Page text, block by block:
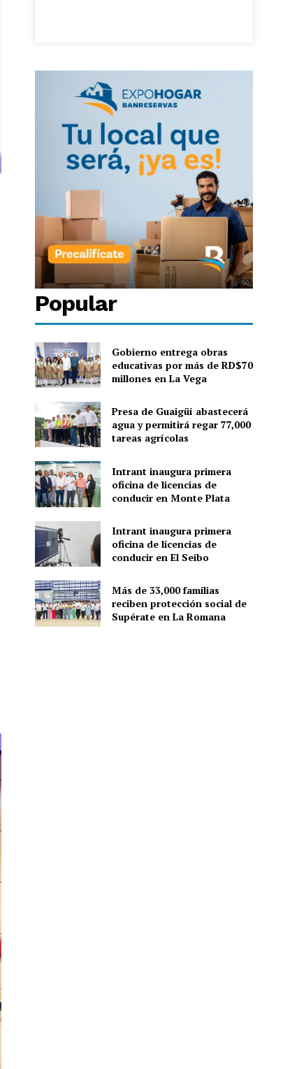
Popular
Gobierno entrega obras
educativas por más de RD$70
millones en La Vega
Presa de Guaigüí abastecerá
agua y permitirá regar 77,000
tareas agrícolas
Intrant inaugura primera
oficina de licencias de
conducir en Monte Plata
Intrant inaugura primera
oficina de licencias de
conducir en El Seibo
Más de 33,000 familias
reciben protección social de
Supérate en La Romana